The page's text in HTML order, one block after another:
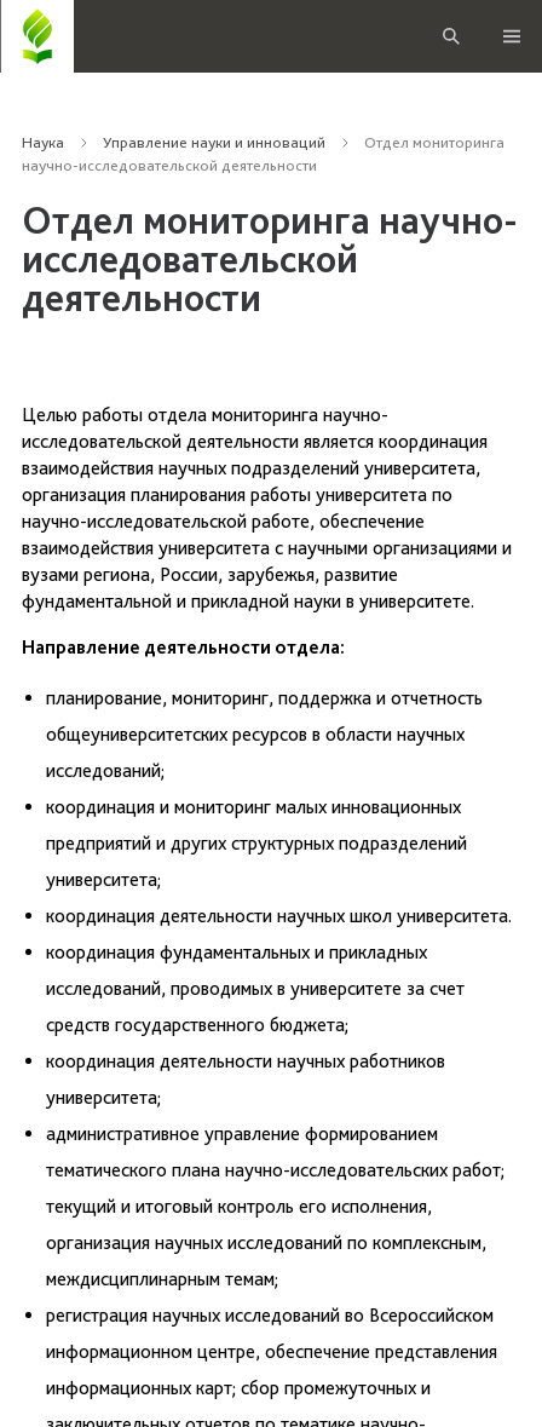
Наука Управление науки и инноваций
Отдел мониторинга
научно-исследовательской деятельности
Отдел мониторинга научно-
исследовательской
деятельности
Целью работы отдела мониторинга научно-
исследовательской деятельности является координация
взаимодействия научных подразделений университета,
организация планирования работы университета по
научно-исследовательской работе, обеспечение
взаимодействия университета с научными организациями и
вузами региона, России, зарубежья, развитие
фундаментальной и прикладной науки в университете.
Направление деятельности отдела:
планирование, мониторинг, поддержка и отчетность
общеуниверситетских ресурсов в области научных
исследований;
координация и мониторинг малых инновационных
предприятий и других структурных подразделений
университета;
координация деятельности научных школ университета.
координация фундаментальных и прикладных
исследований, проводимых в университете за счет
средств государственного бюджета;
координация деятельности научных работников
университета;
административное управление формированием
тематического плана научно-исследовательских работ;
текущий и итоговый контроль его исполнения,
организация научных исследований по комплексным,
междисциплинарным темам;
регистрация научных исследований во Всероссийском
информационном центре, обеспечение представления
информационных карт; сбор промежуточных и